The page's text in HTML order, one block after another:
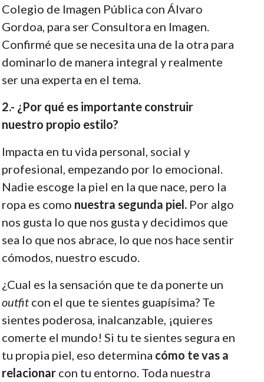
Colegio de Imagen Pública con Álvaro
Gordoa, para ser Consultora en Imagen.
Confirmé que se necesita una de la otra para
dominarlo de manera integral y realmente
ser una experta en el tema.
2.- ¿Por qué es importante construir
nuestro propio estilo?
Impacta en tu vida personal, social y
profesional, empezando por lo emocional.
Nadie escoge la piel en la que nace, pero la
ropa es como nuestra segunda piel.Por algo
nos gusta lo que nos gusta y decidimos que
sea lo que nos abrace, lo que nos hace sentir
cómodos, nuestro escudo.
¿Cual es la sensación que te da ponerte un
outfitcon el que te sientes guapísima? Te
sientes poderosa, inalcanzable, ¡quieres
comerte el mundo! Si tu te sientes segura en
tu propia piel, eso determina cómo te vas a
relacionar con tu entorno. Toda nuestra